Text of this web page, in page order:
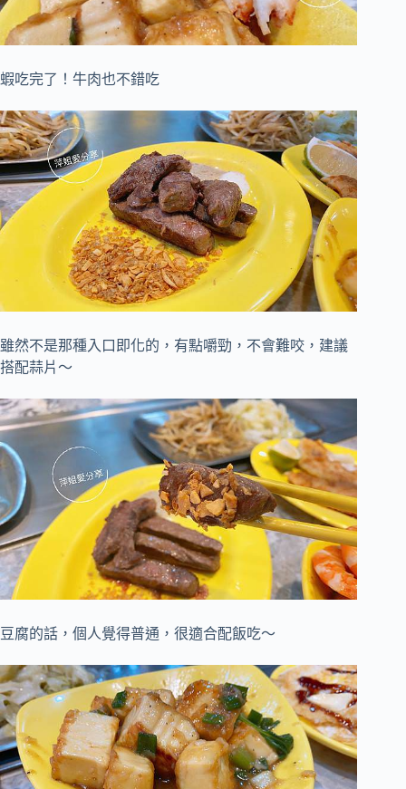
蝦吃完了！牛肉也不錯吃
雖然不是那種入口即化的， 有點嚼勁，不會難咬， 建議
搭配蒜片～
豆腐的話，個人覺得普通， 很適合配飯吃～